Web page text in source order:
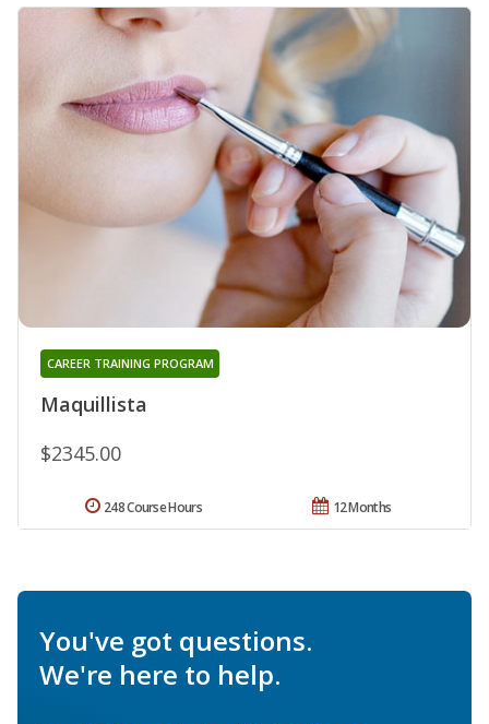
Maquillista
CAREER TRAINING PROGRAM
$2345.00
12 Months
248 Course Hours
You've got questions.
We're here to help.